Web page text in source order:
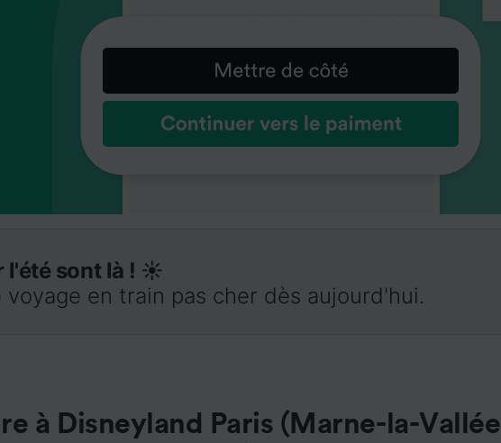
l'été sont là ! ☀️
voyage en train pas cher dès aujourd'hui.
à Disneyland Paris (Marne-la-Vallée